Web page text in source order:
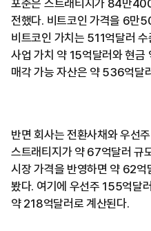
포춘은 스트래티지가 84만
전했다. 비트코인 가격을 6만
비트코인 가치는 511억달러
사업 가치 약 15억달러와 현금
매각 가능 자산은 약 536억달
반면 회사는 전환사채와 우선
스트래티지가 약 67억달러 규
시장 가격을 반영하면 약 62억
봤다. 여기에 우선주 155억달
약 218억달러로 계산된다.